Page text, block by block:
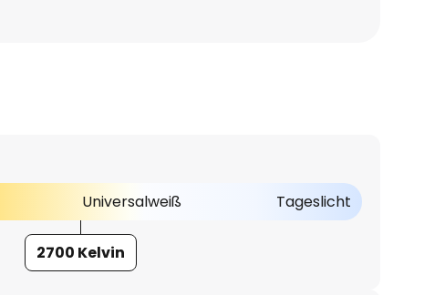
Universalweiß Tageslicht
2700 Kelvin